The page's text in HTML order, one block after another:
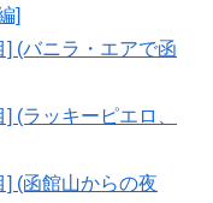
]
(バニラ・エアで函
(ラッキーピエロ、
(函館山からの夜